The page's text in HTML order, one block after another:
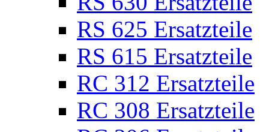
RS 625 Ersatzteile
RS 615 Ersatzteile
RC 312 Ersatzteile
RC 308 Ersatzteile